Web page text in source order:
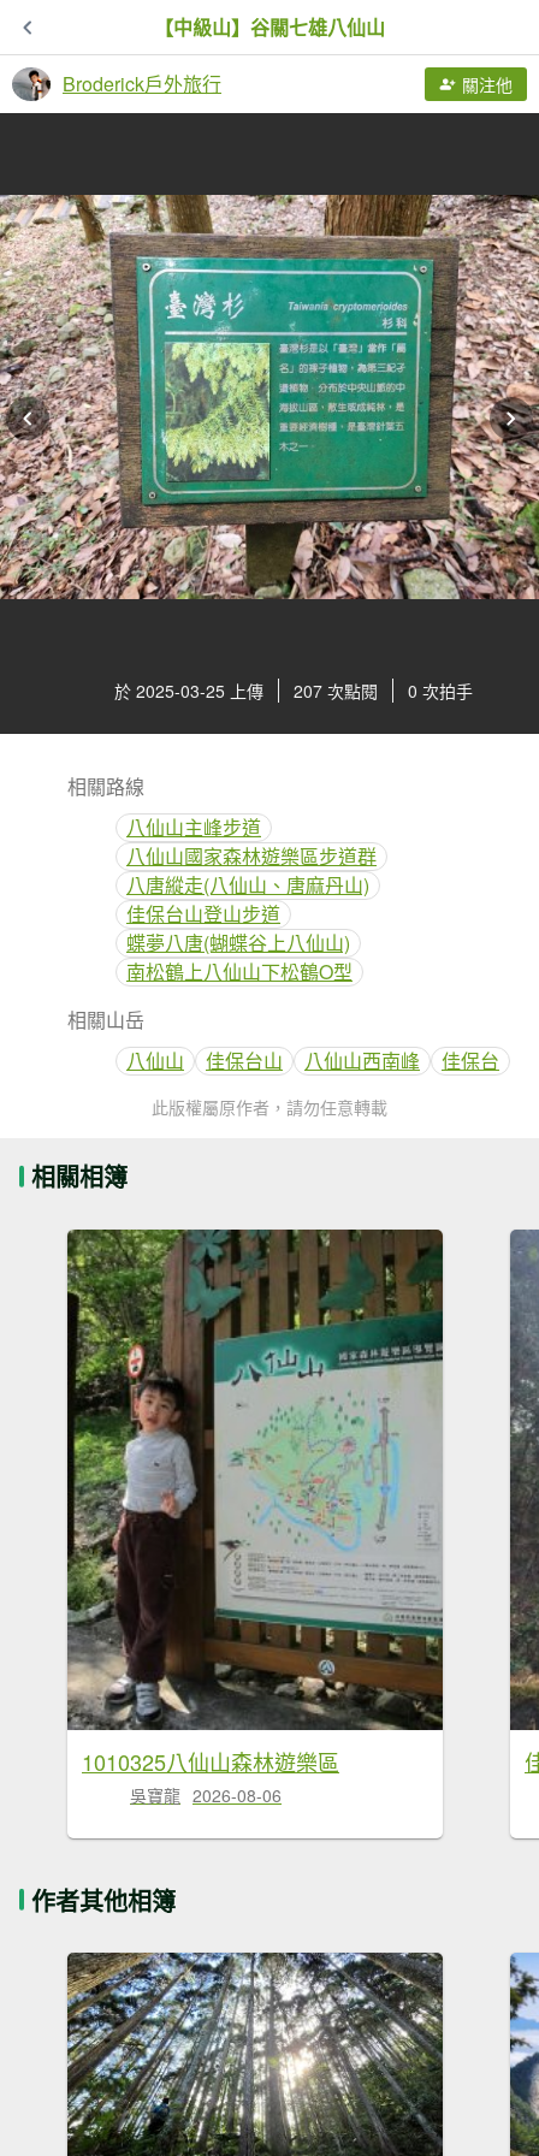
【中級山】谷關七雄八仙山
Broderick戶外旅行 關注他
於 2025-03-25 上傳 207 次點閱 0 次拍手
相關路線
八仙山主峰步道
八仙山國家森林遊樂區步道群
八唐縱走(八仙山、唐麻丹山)
佳保台山登山步道
蝶夢八唐(蝴蝶谷上八仙山)
南松鶴上八仙山下松鶴O型
相關山岳
八仙山
佳保台山 八仙山西南峰 佳保台
此版權屬原作者，請勿任意轉載
相關相簿
1010325八仙山森林遊樂區
吳寶龍 2026-08-06
作者其他相簿